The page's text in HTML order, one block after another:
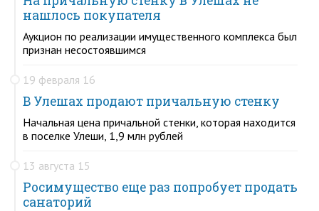
нашлось покупателя
Аукцион по реализации имущественного комплекса был
признан несостоявшимся
19 февраля 16
В Улешах продают причальную стенку
Начальная цена причальной стенки, которая находится
в поселке Улеши, 1,9 млн рублей
13 августа 15
Росимущество еще раз попробует продать
санаторий